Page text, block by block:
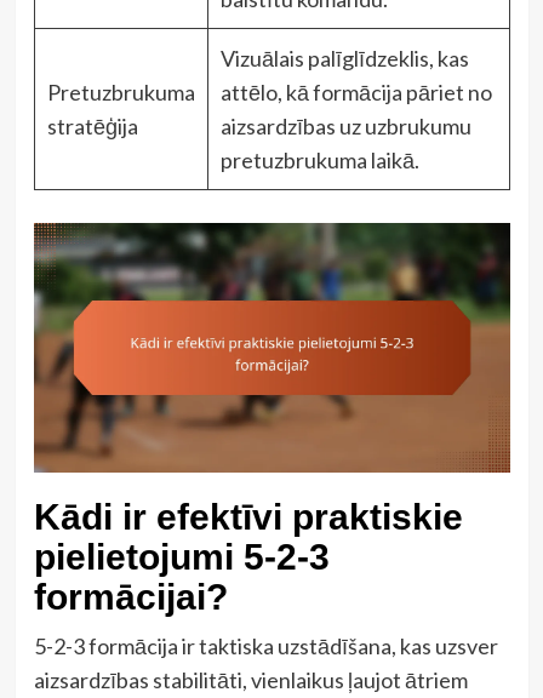
Pretuzbrukuma
stratēģija
Vizuālais palīglīdzeklis, kas
attēlo, kā formācija pāriet no
aizsardzības uz uzbrukumu
pretuzbrukuma laikā.
Kādi ir efektīvi praktiskie
pielietojumi 5-2-3
formācijai?
5-2-3 formācija ir taktiska uzstādīšana, kas uzsver
aizsardzības stabilitāti, vienlaikus ļaujot ātriem